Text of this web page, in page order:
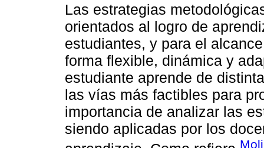
Las estrategias
orientados al logro de
estudiantes, y para el
forma flexible, dinámica y
estudiante aprende de
las vías más factibles para
importancia de analizar las
siendo aplicadas por los